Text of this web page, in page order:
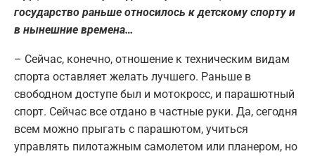
государство раньше относилось к детскому спорту и
в нынешние времена…
– Сейчас, конечно, отношение к техническим видам
спорта оставляет желать лучшего. Раньше в
свободном доступе был и мотокросс, и парашютный
спорт. Сейчас все отдано в частные руки. Да, сегодня
всем можно прыгать с парашютом, учиться
управлять пилотажным самолетом или планером, но